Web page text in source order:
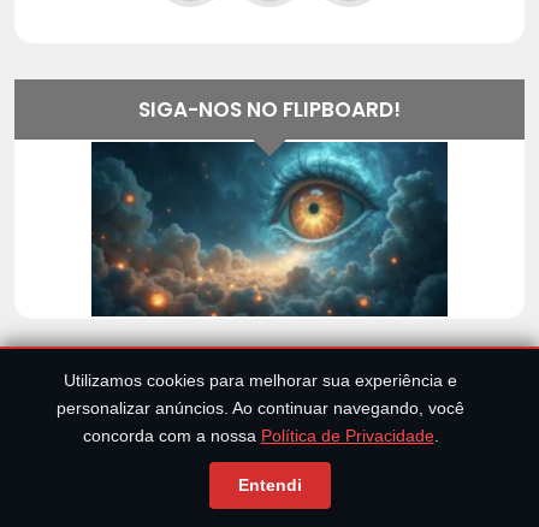
SIGA-NOS NO FLIPBOARD!
Utilizamos cookies para melhorar sua experiência e
personalizar anúncios. Ao continuar navegando, você
concorda com a nossa Política de Privacidade.
Entendi